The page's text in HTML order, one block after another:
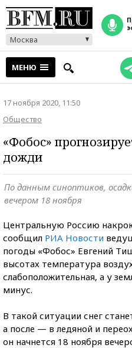
Москва
прямой
МЕНЮ
17 ноября 2020, 11:50
Общество
«Фобос»
дожди
По данным синоптиков,
вечером 18 ноября
Центральную Россию
сообщил РИА Новости
погоды «Фобос» Евгений
высотах температура
слабоположительная, а у
минус.
В такой ситуации снег
а после — в ледяной и
он начнется 18 ноября